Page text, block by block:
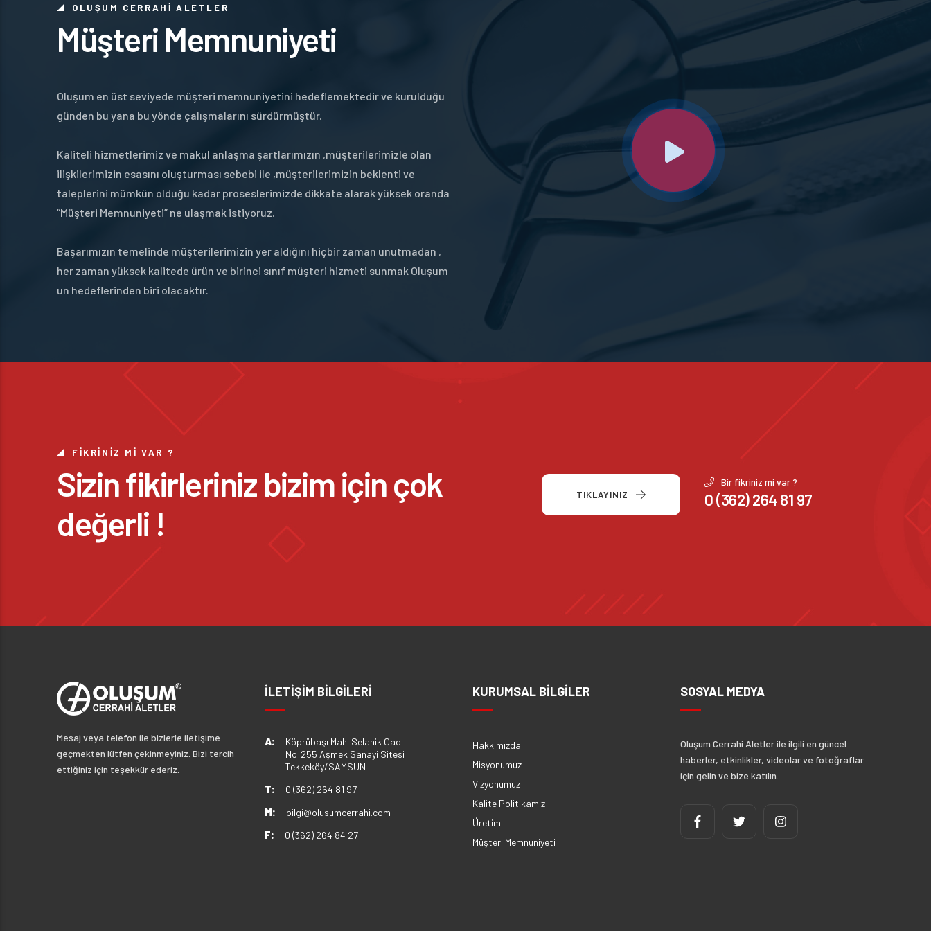
OLUŞUM CERRAHİ ALETLER
Müşteri Memnuniyeti
Oluşum en üst seviyede müşteri memnuniyetini hedeflemektedir ve kurulduğu
günden bu yana bu yönde çalışmalarını sürdürmüştür.
Kaliteli hizmetlerimiz ve makul anlaşma şartlarımızın ,müşterilerimizle olan
ilişkilerimizin esasını oluşturması sebebi ile ,müşterilerimizin beklenti ve
taleplerini mümkün olduğu kadar proseslerimizde dikkate alarak yüksek oranda
“Müşteri Memnuniyeti” ne ulaşmak istiyoruz.
Başarımızın temelinde müşterilerimizin yer aldığını hiçbir zaman unutmadan ,
her zaman yüksek kalitede ürün ve birinci sınıf müşteri hizmeti sunmak Oluşum
un hedeflerinden biri olacaktır.
FIKRINIZ MI VAR ?
Sizin fikirleriniz bizim için çok
değerli !
TIKLAYINIZ
Bir fikriniz mi var ?
0 (362) 264 81 97
Mesaj veya telefon ile bizlerle iletişime
geçmekten lütfen çekinmeyiniz. Bizi tercih
ettiğiniz için teşekkür ederiz.
İLETİŞİM BİLGİLERİ
A:
Köprübaşı Mah. Selanik Cad.
No:255 Aşmek Sanayi Sitesi
Tekkeköy/SAMSUN
T:
0 (362) 264 81 97
M:
bilgi@olusumcerrahi.com
F:
0 (362) 264 84 27
KURUMSAL BİLGİLER
Hakkımızda
Misyonumuz
Vizyonumuz
Kalite Politikamız
Üretim
Müşteri Memnuniyeti
SOSYAL MEDYA
Oluşum Cerrahi Aletler ile ilgili en güncel
haberler, etkinlikler, videolar ve fotoğraflar
için gelin ve bize katılın.